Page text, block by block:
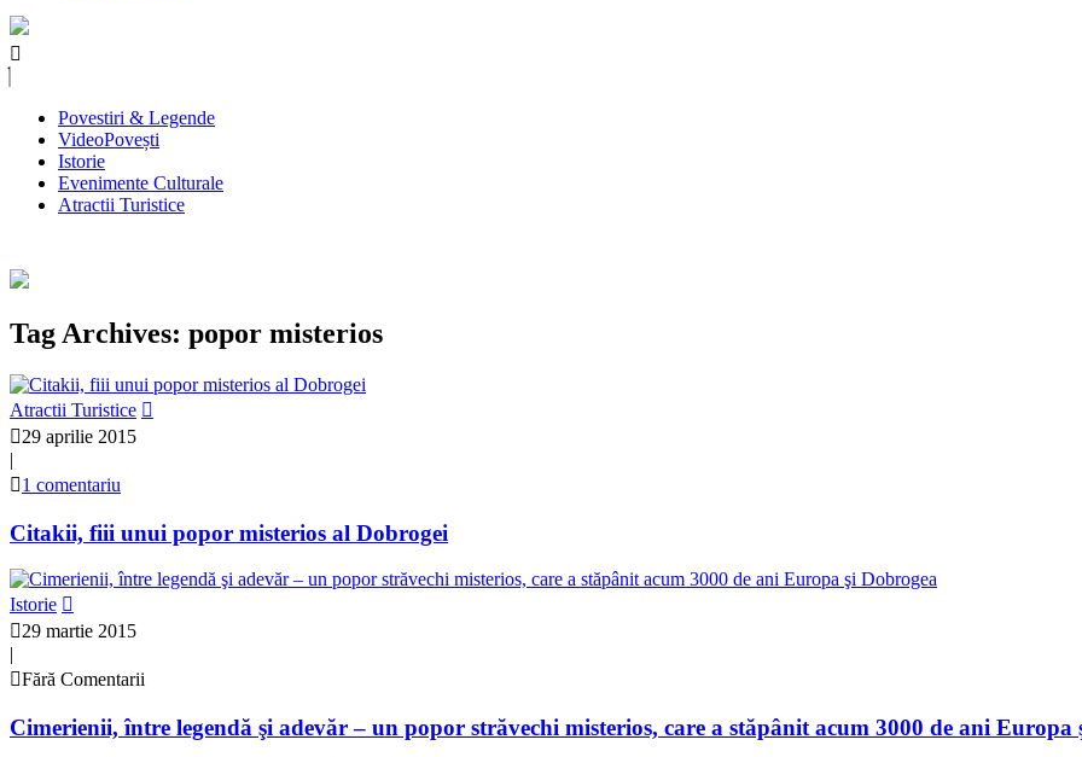
Povestiri & Legende
VideoPovești
Istorie
Evenimente Culturale
Atractii Turistice
Tag Archives: popor misterios
Atractii Turistice
29 aprilie 2015
|
1 comentariu
Citakii, fiii unui popor misterios al Dobrogei
Istorie
29 martie 2015
|
Fără Comentarii
Cimerienii, între legendă şi adevăr – un popor străvechi misterios, care a stăpânit acum 3000 de ani Europa